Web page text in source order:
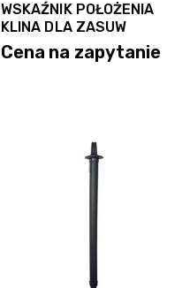
WSKAŹNIK POŁOŻENIA
KLINA DLA ZASUW
Cena na zapytanie